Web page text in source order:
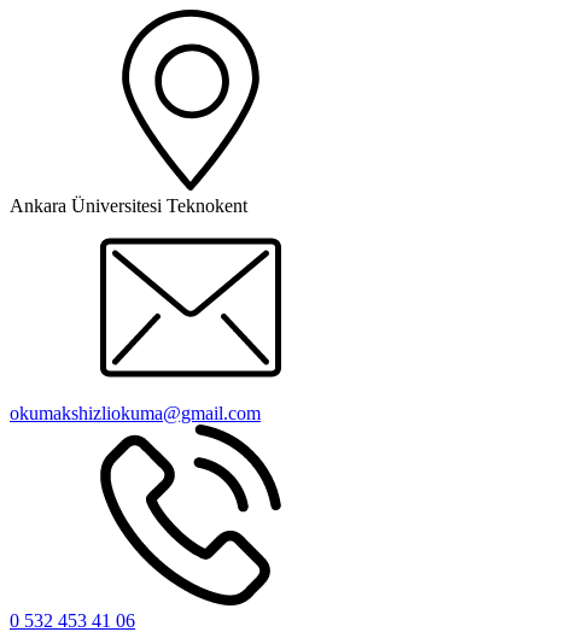
Ankara Üniversitesi Teknokent
okumakshizliokuma@gmail.com
0 532 453 41 06